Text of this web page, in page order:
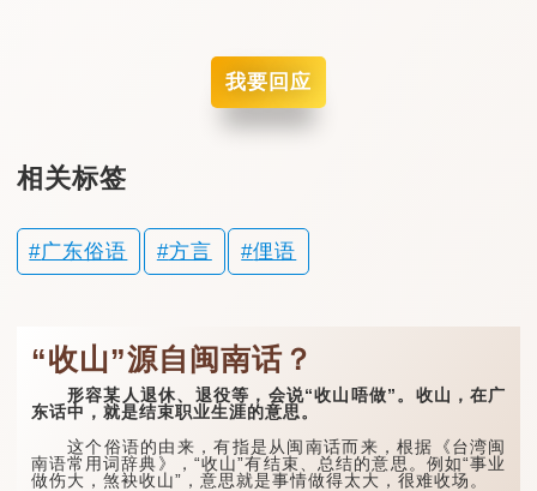
我要回应
相关标签
广东俗语 方言 俚语
“收山”源自闽南话？
形容某人退休、退役等，会说“收山唔做”。收山，在广
东话中，就是结束职业生涯的意思。
这个俗语的由来，有指是从闽南话而来，根据《台湾闽
南语常用词辞典》，“收山”有结束、总结的意思。例如“事业
做伤大，煞袂收山”，意思就是事情做得太大，很难收场。